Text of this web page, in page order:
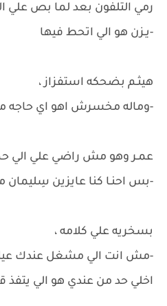
رمي التلفون بعد لما بص علي
-يـزن هو الي اتحط فيها
هيثـم بضحكه استفزاز ،
-وماله مخسرش اهو اي حاجه
عمـر وهو مش راضي علي الي
-بس احنـا كنا عايزين سِليمان
بسخريه علي كلامه ،
-مش انت الي مشغل عندك
اخلي حد من عندي هو الي يتفذ